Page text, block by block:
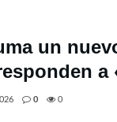
un
0 0